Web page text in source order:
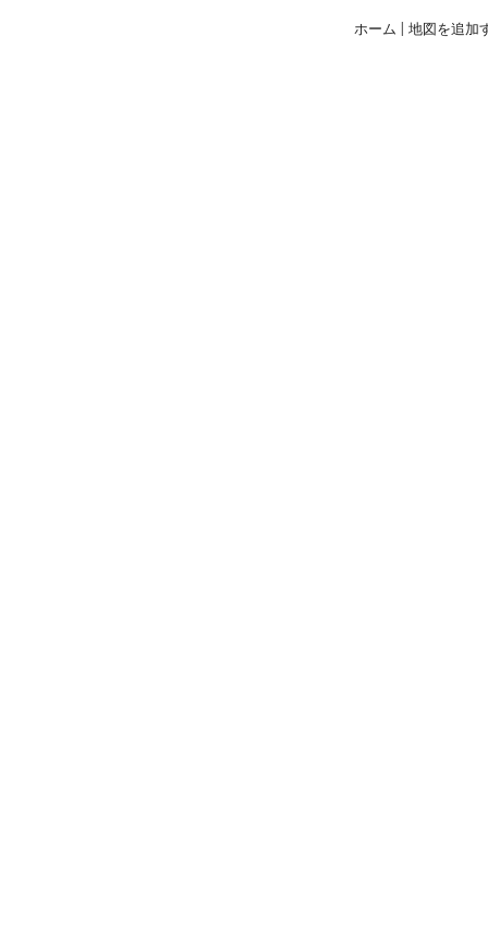
ホーム 地図を追加